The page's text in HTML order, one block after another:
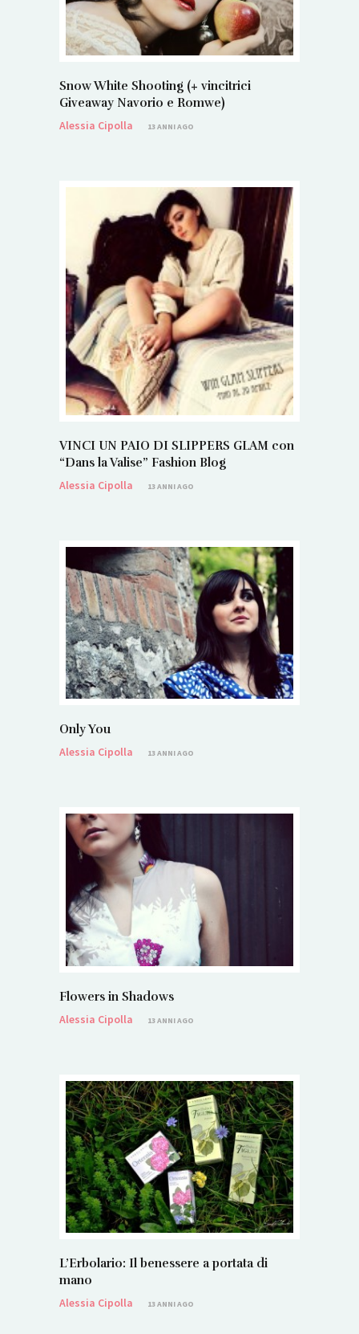
Snow White Shooting (+ vincitrici
Giveaway Navorio e Romwe)
Alessia Cipolla
13 ANNI AGO
VINCI UN PAIO DI SLIPPERS GLAM con
“Dans la Valise” Fashion Blog
Alessia Cipolla
13 ANNI AGO
Only You
Alessia Cipolla
13 ANNI AGO
Flowers in Shadows
Alessia Cipolla
13 ANNI AGO
L’Erbolario: Il benessere a portata di
mano
Alessia Cipolla
13 ANNI AGO